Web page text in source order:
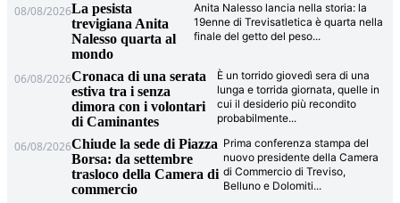
08/08/2026La pesista
trevigiana Anita
Nalesso quarta al
mondo
Anita Nalesso lancia nella storia: la
19enne di Trevisatletica è quarta nella
finale del getto del peso...
06/08/2026Cronaca di una serata
estiva tra i senza
dimora con i volontari
di Caminantes
È un torrido giovedì sera di una
lunga e torrida giornata, quelle in
cui il desiderio più recondito
probabilmente...
06/08/2026Chiude la sede di Piazza
Borsa: da settembre
trasloco della Camera di
commercio
Prima conferenza stampa del
nuovo presidente della Camera
di Commercio di Treviso,
Belluno e Dolomiti...